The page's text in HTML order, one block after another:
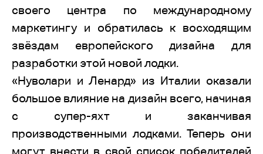
своего центра по международному
маркетингу и обратилась к восходящим
звёздам европейского дизайна для
разработки этой новой лодки.
«Нуволари и Ленард» из Италии оказали
большое влияние на дизайн всего, начиная
с супер-яхт и заканчивая
производственными лодками. Теперь они
могут внести в свой список победителей